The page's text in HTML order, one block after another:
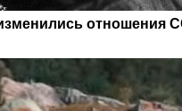
отношения